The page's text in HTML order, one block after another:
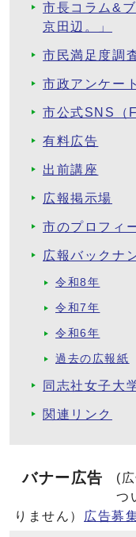
市長コラム&
京田辺。」
市民満足度調
市政アンケート
市公式SNS（
有料広告
出前講座
広報掲示場
市のプロフィ
広報バックナ
令和8年
令和7年
令和6年
過去の広報紙
同志社女子大
関連リンク
バナー広告
(
つ
りません）
広告募